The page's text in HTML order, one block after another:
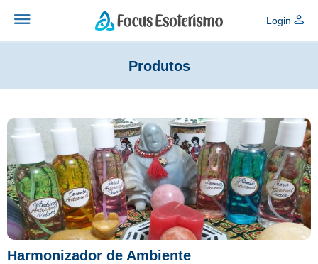
Login
Produtos
Harmonizador de Ambiente